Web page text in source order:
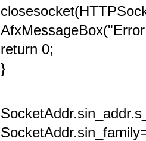
return 0;
}